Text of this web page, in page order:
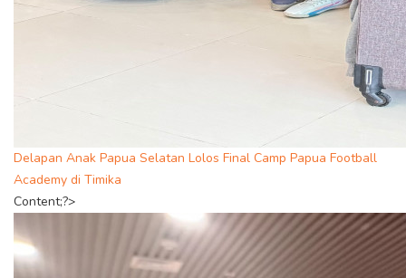
Delapan Anak Papua Selatan Lolos Final Camp Papua Football
Academy di Timika
Content;?>